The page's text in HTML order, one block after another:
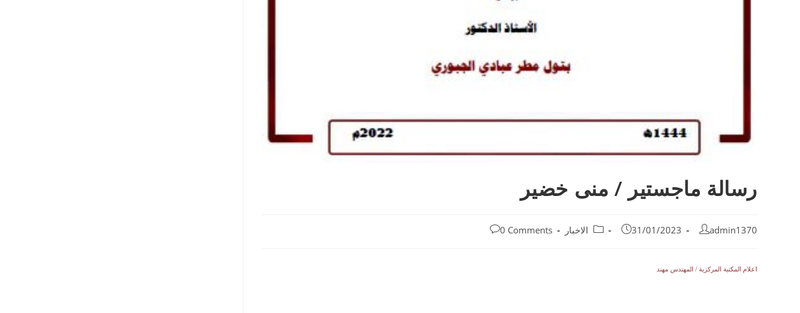
رسالة ماجستير / منى خضير
admin1370
31/01/2023 الاخبار 0 Comments
اعلام المكتبة المركزية / المهندس مهند